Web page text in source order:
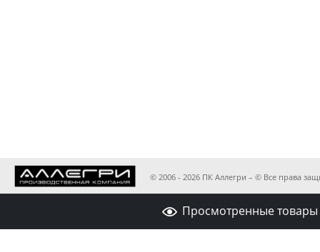
© 2006 - 2026 ПК Аллегри – © Все права
Просмотренные товары